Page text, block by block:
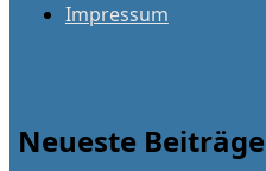
Impressum
Neueste Beiträge